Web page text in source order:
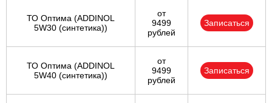
ТО Оптима (ADDINOL
5W30 (синтетика))
от
9499
рублей
Записаться
ТО Оптима (ADDINOL
5W40 (синтетика))
от
9499
рублей
Записаться